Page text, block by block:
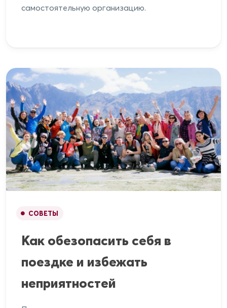
самостоятельную организацию.
СОВЕТЫ
Как обезопасить себя в
поездке и избежать
неприятностей